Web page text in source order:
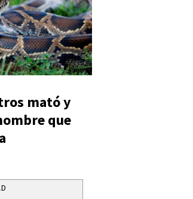
mató y
que